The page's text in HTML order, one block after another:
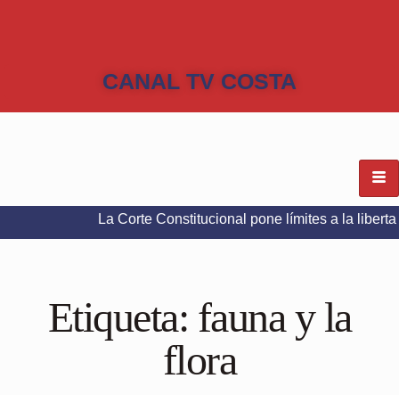
CANAL TV COSTA
La Corte Constitucional pone límites a la libertad de
Etiqueta: fauna y la
flora